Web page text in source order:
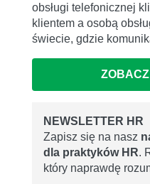
obsługi telefonicznej
klientem a osobą
świecie, gdzie
NEWSLETTER HR
Zapisz się na nasz
dla praktyków HR.
który naprawdę